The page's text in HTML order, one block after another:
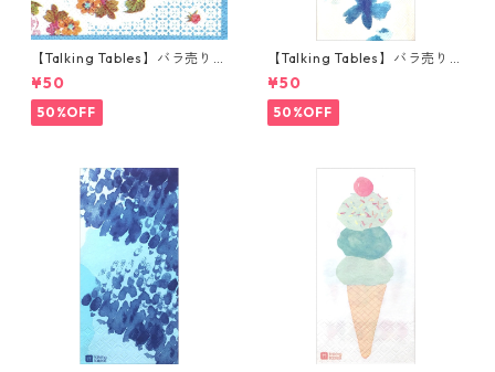
【Talking Tables】バラ売り1
枚 ポケットサイズ ペーパーナ
プキン TRULY ブルー
¥50
50%OFF
【Talking Tables】バラ売り1
枚 ランチサイズ ペーパーナプ
キン FLUORESCENT FLORAL
ブルー
¥50
50%OFF